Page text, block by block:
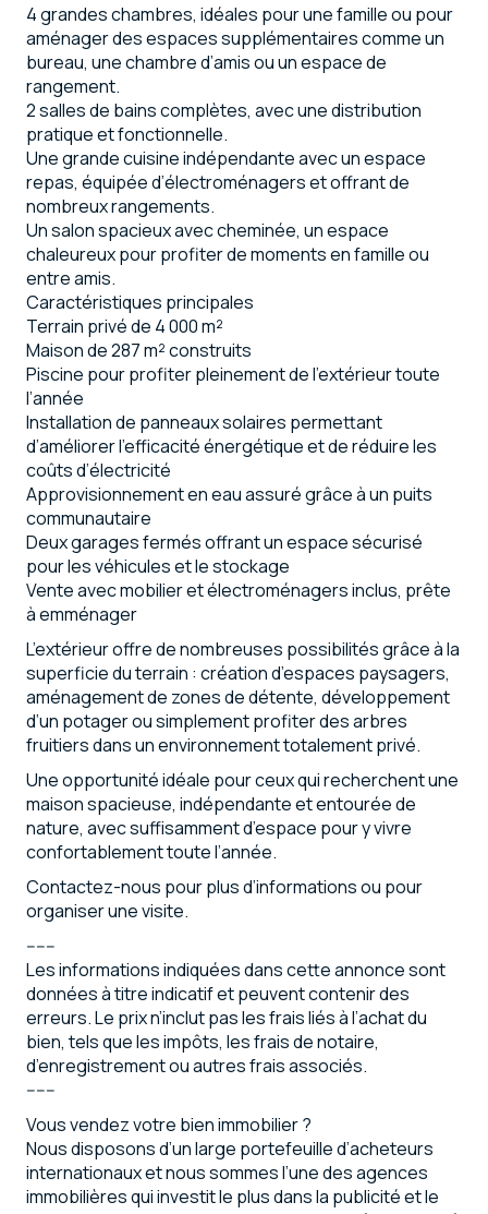
4 grandes chambres, idéales pour une famille ou pour
aménager des espaces supplémentaires comme un
bureau, une chambre d’amis ou un espace de
rangement.
2 salles de bains complètes, avec une distribution
pratique et fonctionnelle.
Une grande cuisine indépendante avec un espace
repas, équipée d’électroménagers et offrant de
nombreux rangements.
Un salon spacieux avec cheminée, un espace
chaleureux pour profiter de moments en famille ou
entre amis.
Caractéristiques principales
Terrain privé de 4 000 m²
Maison de 287 m² construits
Piscine pour profiter pleinement de l’extérieur toute
l’année
Installation de panneaux solaires permettant
d’améliorer l’efficacité énergétique et de réduire les
coûts d’électricité
Approvisionnement en eau assuré grâce à un puits
communautaire
Deux garages fermés offrant un espace sécurisé
pour les véhicules et le stockage
Vente avec mobilier et électroménagers inclus, prête
à emménager
L’extérieur offre de nombreuses possibilités grâce à la
superficie du terrain : création d’espaces paysagers,
aménagement de zones de détente, développement
d’un potager ou simplement profiter des arbres
fruitiers dans un environnement totalement privé.
Une opportunité idéale pour ceux qui recherchent une
maison spacieuse, indépendante et entourée de
nature, avec suffisamment d’espace pour y vivre
confortablement toute l’année.
Contactez-nous pour plus d’informations ou pour
organiser une visite.
------
Les informations indiquées dans cette annonce sont
données à titre indicatif et peuvent contenir des
erreurs. Le prix n’inclut pas les frais liés à l’achat du
bien, tels que les impôts, les frais de notaire,
d’enregistrement ou autres frais associés.
------
Vous vendez votre bien immobilier ?
Nous disposons d’un large portefeuille d’acheteurs
internationaux et nous sommes l’une des agences
immobilières qui investit le plus dans la publicité et le